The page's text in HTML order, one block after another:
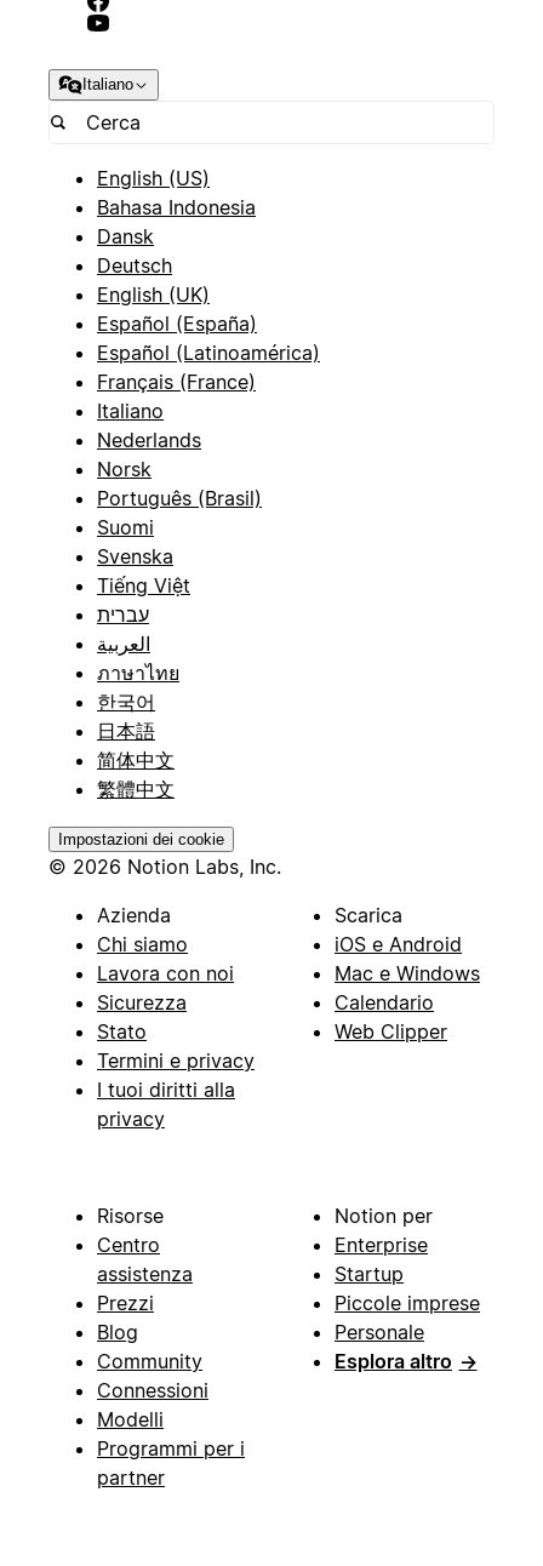
Italiano
English (US)
Bahasa Indonesia
Dansk
Deutsch
English (UK)
Español (España)
Español (Latinoamérica)
Français (France)
Italiano
Nederlands
Norsk
Português (Brasil)
Suomi
Svenska
Tiếng Việt
עברית
العربية
ภาษาไทย
한국어
日本語
简体中文
繁體中文
Impostazioni dei cookie
© 2026 Notion Labs, Inc.
Azienda
Chi siamo
Lavora con noi
Sicurezza
Stato
Termini e privacy
I tuoi diritti alla
privacy
Scarica
iOS e Android
Mac e Windows
Calendario
Web Clipper
Risorse
Centro
assistenza
Prezzi
Blog
Community
Connessioni
Modelli
Programmi per i
partner
Notion per
Enterprise
Startup
Piccole imprese
Personale
Esplora altro →